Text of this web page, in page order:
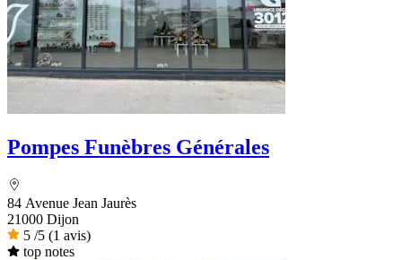
Pompes Funèbres Générales
84 Avenue Jean Jaurès
21000 Dijon
5 /5 (1 avis)
top notes